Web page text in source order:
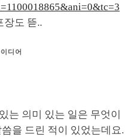
장도 뜯..
디어
는 의미 있는 일은 무엇이
을 드린 적이 있었는데요.